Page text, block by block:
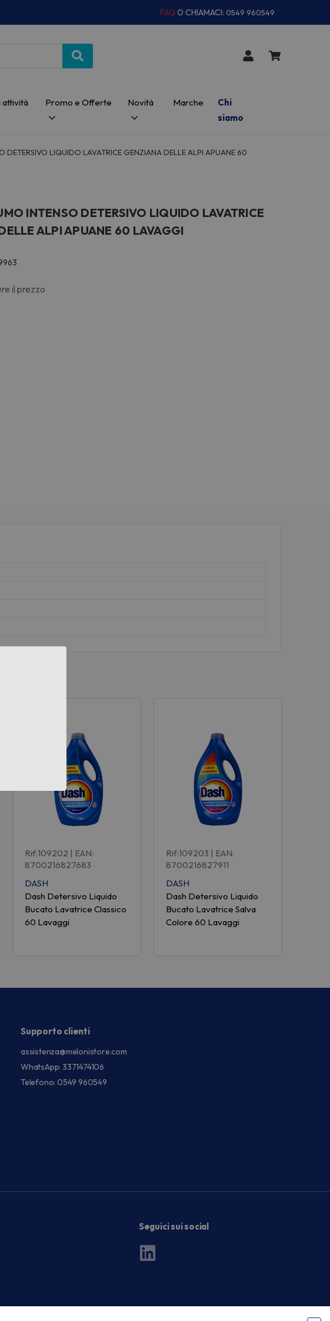
FAQ O CHIAMACI: 0549 960549
attività Promo e Offerte Novità Marche
Chi
siamo
DETERSIVO LIQUIDO LAVATRICE GENZIANA DELLE ALPI APUANE 60
INTENSO DETERSIVO LIQUIDO LAVATRICE
ALPI APUANE 60 LAVAGGI
il prezzo
Rif:109202 | EAN:
8700216827683
DASH
Dash Detersivo Liquido
Bucato Lavatrice Classico
60 Lavaggi
Rif:109203 | EAN:
8700216827911
DASH
Dash Detersivo Liquido
Bucato Lavatrice Salva
Colore 60 Lavaggi
Supporto clienti
assistenza@melonistore.com
WhatsApp: 3371474106
Telefono: 0549 960549
Seguici sui social